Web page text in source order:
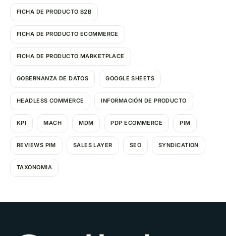
FICHA DE PRODUCTO B2B
FICHA DE PRODUCTO ECOMMERCE
FICHA DE PRODUCTO MARKETPLACE
GOBERNANZA DE DATOS GOOGLE SHEETS
HEADLESS COMMERCE INFORMACIÓN DE PRODUCTO
KPI MACH MDM PDP ECOMMERCE PIM
REVIEWS PIM SALES LAYER SEO SYNDICATION
TAXONOMIA